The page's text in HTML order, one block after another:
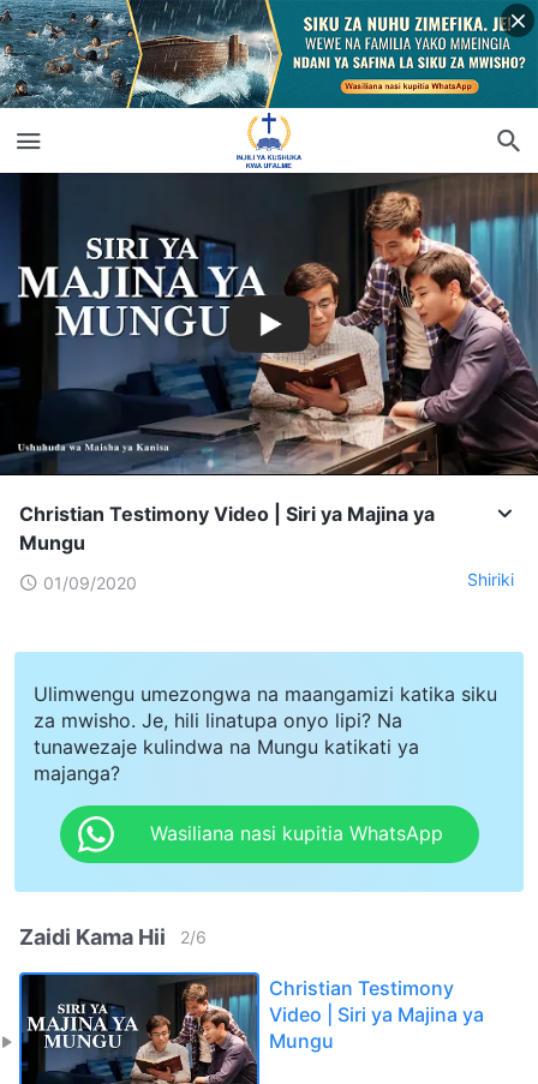
Christian Testimony Video | Siri ya Majina ya
Mungu
01/09/2020 Shiriki
Ulimwengu umezongwa na maangamizi katika siku
za mwisho. Je, hili linatupa onyo lipi? Na
tunawezaje kulindwa na Mungu katikati ya
majanga?
Wasiliana nasi kupitia WhatsApp
Zaidi Kama Hii 2/6
Christian Testimony
Video | Siri ya Majina ya
Mungu